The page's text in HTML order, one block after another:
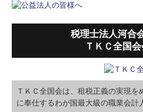
税理士法人河合
ＴＫＣ全国
ＴＫＣ全国会は、租税正義の実現
に奉仕するわが国最大級の職業会計